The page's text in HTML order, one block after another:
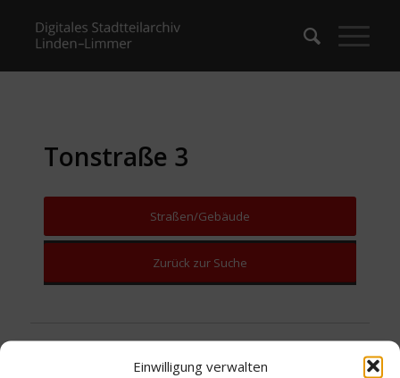
Einwilligung verwalten
Tonstraße 3
Straßen/Gebäude
Zurück zur Suche